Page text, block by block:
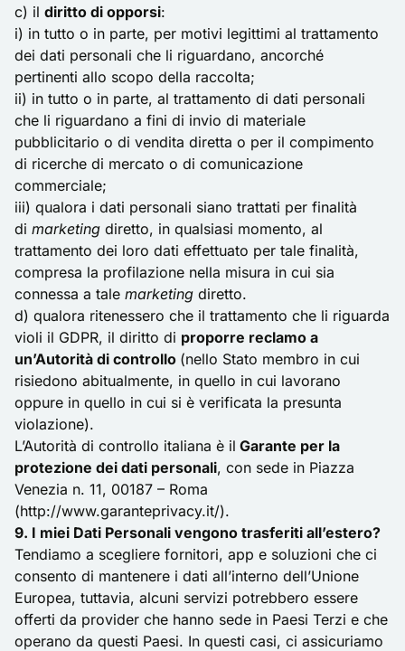
c) il diritto di opporsi:
i) in tutto o in parte, per motivi legittimi al trattamento
dei dati personali che li riguardano, ancorché
pertinenti allo scopo della raccolta;
ii) in tutto o in parte, al trattamento di dati personali
che li riguardano a fini di invio di materiale
pubblicitario o di vendita diretta o per il compimento
di ricerche di mercato o di comunicazione
commerciale;
iii) qualora i dati personali siano trattati per finalità
di marketing diretto, in qualsiasi momento, al
trattamento dei loro dati effettuato per tale finalità,
compresa la profilazione nella misura in cui sia
connessa a tale marketing diretto.
d) qualora ritenessero che il trattamento che li riguarda
violi il GDPR, il diritto di proporre reclamo a
un’Autorità di controllo (nello Stato membro in cui
risiedono abitualmente, in quello in cui lavorano
oppure in quello in cui si è verificata la presunta
violazione).
L’Autorità di controllo italiana è il Garante per la
protezione dei dati personali, con sede in Piazza
Venezia n. 11, 00187 – Roma
(http://www.garanteprivacy.it/).
9. I miei Dati Personali vengono trasferiti all’estero?
Tendiamo a scegliere fornitori, app e soluzioni che ci
consento di mantenere i dati all’interno dell’Unione
Europea, tuttavia, alcuni servizi potrebbero essere
offerti da provider che hanno sede in Paesi Terzi e che
operano da questi Paesi. In questi casi, ci assicuriamo